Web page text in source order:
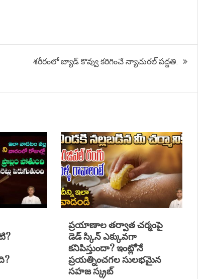
శరీరంలో బ్యాడ్ కొవ్వు కరిగించే న్యాచురల్ పద్దతి.
ప్రయాణాల తర్వాత చర్మంపై
డెడ్ స్కిన్ ఎక్కువగా
కనిపిస్తుందా? ఇంట్లోనే
ప్రయత్నించగల సులభమైన
సహజ స్క్రబ్